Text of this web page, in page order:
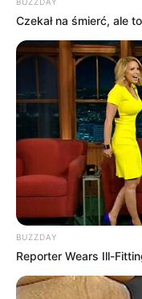
Facebook Twitter
Tagi: Disney Plus
Czekał na śmierć, ale
BUZZDAY
Reporter Wears Ill-